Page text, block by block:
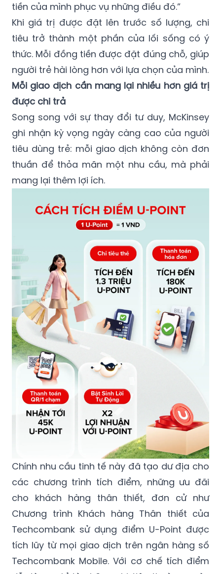
tiền của mình phục vụ những điều đó.”
Khi giá trị được đặt lên trước số lượng, chi
tiêu trở thành một phần của lối sống có ý
thức. Mỗi đồng tiền được đặt đúng chỗ, giúp
người trẻ hài lòng hơn với lựa chọn của mình.
Mỗi giao dịch cần mang lại nhiều hơn giá trị
được chi trả
Song song với sự thay đổi tư duy, McKinsey
ghi nhận kỳ vọng ngày càng cao của người
tiêu dùng trẻ: mỗi giao dịch không còn đơn
thuần để thỏa mãn một nhu cầu, mà phải
mang lại thêm lợi ích.
Chính nhu cầu tinh tế này đã tạo dư địa cho
các chương trình tích điểm, những ưu đãi
cho khách hàng thân thiết, đơn cử như
Chương trình Khách hàng Thân thiết của
Techcombank sử dụng điểm U-Point được
tích lũy từ mọi giao dịch trên ngân hàng số
Techcombank Mobile. Với cơ chế tích điểm